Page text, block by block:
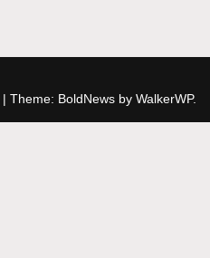
| Theme: BoldNews by WalkerWP.